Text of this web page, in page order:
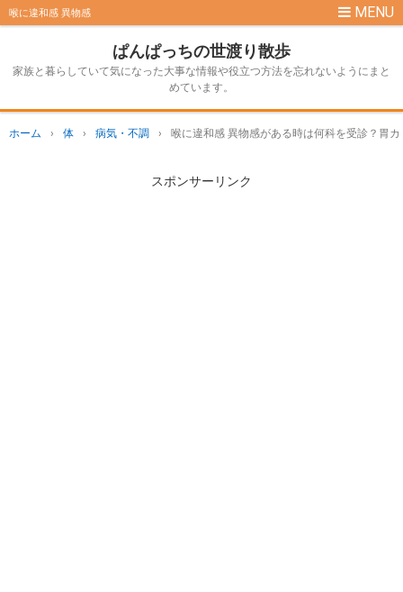
喉に違和感 異物感
ぱんぱっちの世渡り散歩
家族と暮らしていて気になった大事な情報や役立つ方法を忘れないようにまと
めています。
ホーム › 体 › 病気・不調 › 喉に違和感 異物感がある時は何科を受診？胃
スポンサーリンク